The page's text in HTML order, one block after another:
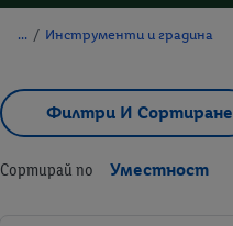
/ Инструменти и градина
Филтри И Сортиране
Сортирай по Уместност